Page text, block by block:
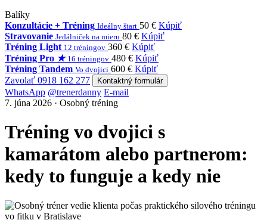
Balíky
Konzultácie + Tréning Ideálny štart 50 € Kúpiť
Stravovanie Jedálniček na mieru 80 € Kúpiť
Tréning Light 12 tréningov 360 € Kúpiť
Tréning Pro ★ 16 tréningov 480 € Kúpiť
Tréning Tandem Vo dvojici 600 € Kúpiť
Zavolať 0918 162 277
Kontaktný formulár
WhatsApp @trenerdanny E-mail
7. júna 2026 · Osobný tréning
Tréning vo dvojici s
kamarátom alebo partnerom:
kedy to funguje a kedy nie